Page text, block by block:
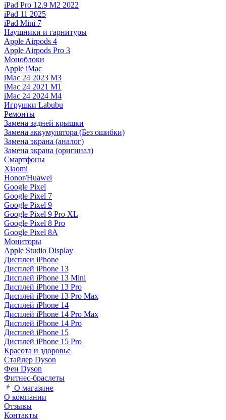
iPad Pro 12.9 M2 2022
iPad 11 2025
iPad Mini 7
Наушники и гарнитуры
Apple Airpods 4
Apple Airpods Pro 3
Моноблоки
Apple iMac
iMac 24 2023 M3
iMac 24 2021 M1
iMac 24 2024 M4
Игрушки Labubu
Ремонты
Замена задней крышки
Замена аккумулятора (Без ошибки)
Замена экрана (аналог)
Замена экрана (оригинал)
Смартфоны
Xiaomi
Honor/Huawei
Google Pixel
Google Pixel 7
Google Pixel 9
Google Pixel 9 Pro XL
Google Pixel 8 Pro
Google Pixel 8A
Мониторы
Apple Studio Display
Дисплеи iPhone
Дисплей iPhone 13
Дисплей iPhone 13 Mini
Дисплей iPhone 13 Pro
Дисплей iPhone 13 Pro Max
Дисплей iPhone 14
Дисплей iPhone 14 Pro Max
Дисплей iPhone 14 Pro
Дисплей iPhone 15
Дисплей iPhone 15 Pro
Красота и здоровье
Стайлер Dyson
Фен Dyson
Фитнес-браслеты
О магазине
О компании
Отзывы
Контакты